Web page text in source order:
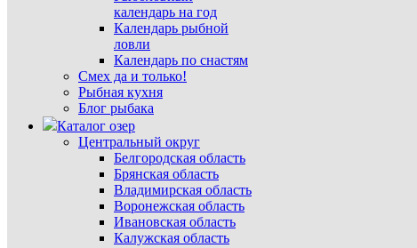
календарь на год
Календарь рыбной
ловли
Календарь по снастям
Смех да и только!
Рыбная кухня
Блог рыбака
Каталог озер
Центральный округ
Белгородская область
Брянская область
Владимирская область
Воронежская область
Ивановская область
Калужская область